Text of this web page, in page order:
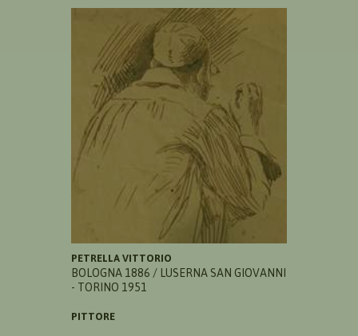
PETRELLA VITTORIO
BOLOGNA 1886 / LUSERNA SAN GIOVANNI
- TORINO 1951
PITTORE